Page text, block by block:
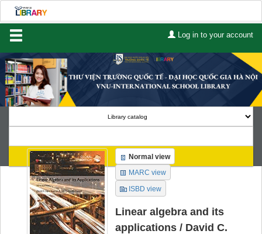
Log in to your account
Home
About Us
Lists
Advanced search
Course reserves
Search
Normal view
MARC view
ISBD view
Linear algebra and its
applications / David C.